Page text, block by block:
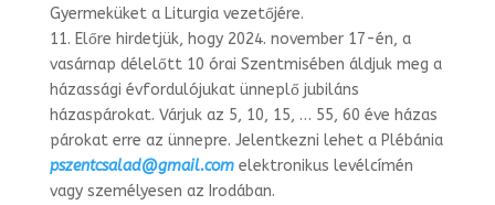
Gyermeküket a Liturgia vezetőjére.
11. Előre hirdetjük, hogy 2024. november 17-én, a
vasárnap délelőtt 10 órai Szentmisében áldjuk meg a
házassági évfordulójukat ünneplő jubiláns
házaspárokat. Várjuk az 5, 10, 15, … 55, 60 éve házas
párokat erre az ünnepre. Jelentkezni lehet a Plébánia
pszentcsalad@gmail.comelektronikus levélcímén
vagy személyesen az Irodában.